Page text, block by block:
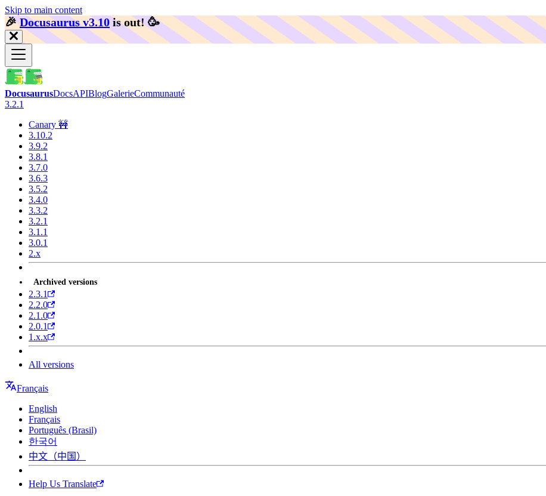
Skip to main content
🎉️Docusaurus v3.10 is out! 🥳️
DocusaurusDocsAPIBlogGalerieCommunauté
3.2.1
Canary 🚧
3.10.2
3.9.2
3.8.1
3.7.0
3.6.3
3.5.2
3.4.0
3.3.2
3.2.1
3.1.1
3.0.1
2.x
Archived versions
2.3.1
2.2.0
2.1.0
2.0.1
1.x.x
All versions
Français
English
Français
Português (Brasil)
한국어
中文（中国）
Help Us Translate